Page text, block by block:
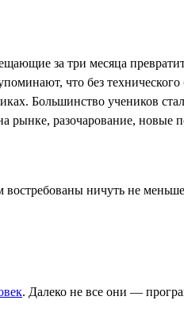
за три месяца
что без
Большинство учеников
рынке, разочарование, новые
ничуть не
. Далеко не все они —